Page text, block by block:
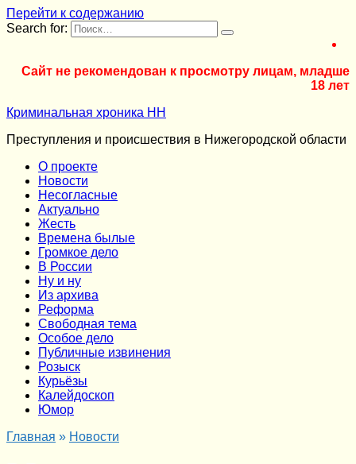
Перейти к содержанию
Search for:
Сайт не рекомендован к просмотру лицам, младше
18 лет
Криминальная хроника НН
Преступления и происшествия в Нижегородской области
О проекте
Новости
Несогласные
Актуально
Жесть
Времена былые
Громкое дело
В России
Ну и ну
Из архива
Реформа
Cвободная тема
Особое дело
Публичные извинения
Розыск
Курьёзы
Калейдоскоп
Юмор
Главная » Новости